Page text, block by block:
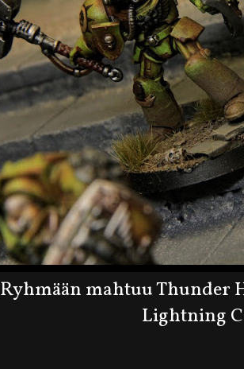
Ryhmään mahtuu Thunder
Lightning